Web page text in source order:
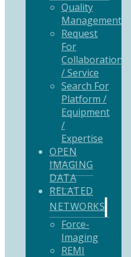
Quality
Management
Request
For
Collaboration
/ Service
Search For
Platform /
Equipment
/
Expertise
OPEN
IMAGING
DATA
RELATED
NETWORKS
Force-
Imaging
REMI